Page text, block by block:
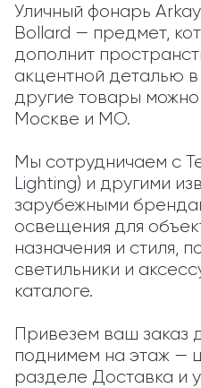
Уличный фонарь
Bollard — предмет,
дополнит
акцентной деталью
другие товары можно
Москве и МО.
Мы сотрудничаем с
Lighting) и другими
зарубежными
освещения для
назначения и стиля,
светильники и
каталоге.
Привезем ваш заказ
поднимем на этаж —
разделе Доставка и